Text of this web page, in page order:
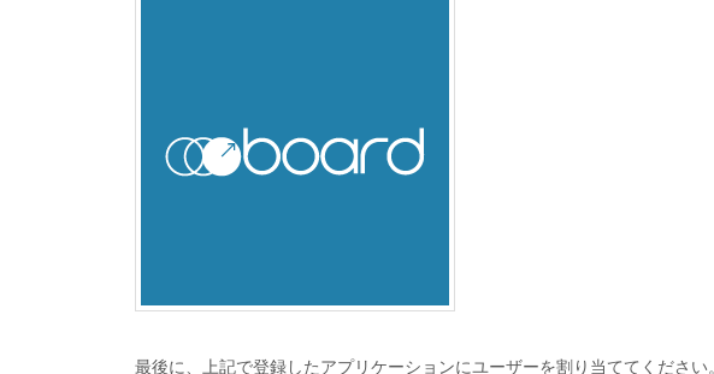
最後に、上記で登録したアプリケーションにユーザーを割り当ててください。